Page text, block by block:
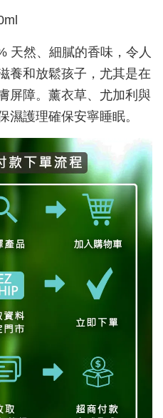
天然、細膩的香味，令人
養和放鬆孩子，尤其是在
屏障。薰衣草、尤加利與
濕護理確保安寧睡眠。